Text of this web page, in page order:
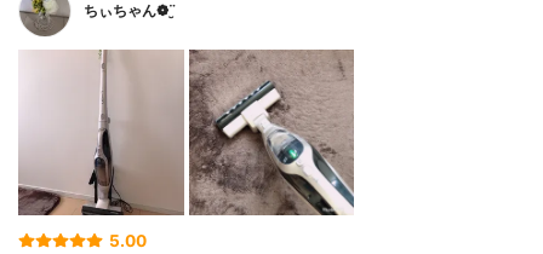
ちぃちゃん❁¨̮
5.00